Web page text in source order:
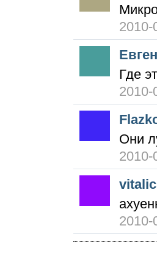
2010-
Где
2010-
Они
2010-
2010-